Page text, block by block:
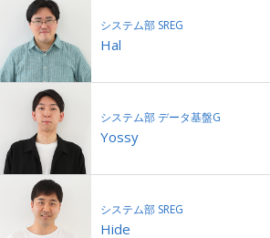
システム部 SREG
Hal
システム部 データ基盤G
Yossy
システム部 SREG
Hide